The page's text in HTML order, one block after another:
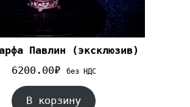
Павлин (эксклюзив)
6200.00₽ без НДС
В корзину